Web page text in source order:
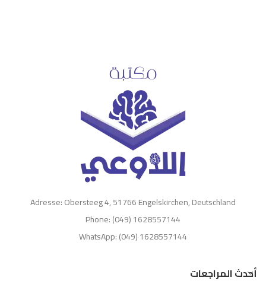
Adresse: Obersteeg 4, 51766 Engelskirchen, Deutschland
Phone: (049) 1628557144
WhatsApp: (049) 1628557144
أحدث المراجعات